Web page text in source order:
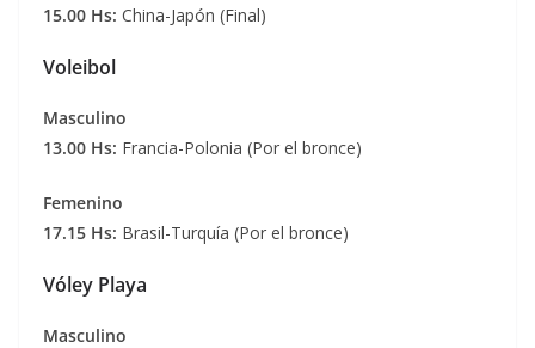
15.00 Hs: China-Japón (Final)
Voleibol
Masculino
13.00 Hs: Francia-Polonia (Por el bronce)
Femenino
17.15 Hs: Brasil-Turquía (Por el bronce)
Vóley Playa
Masculino